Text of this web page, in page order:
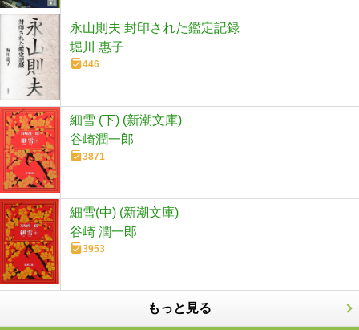
永山則夫 封印された鑑定記録
堀川 惠子
446
細雪 (下) (新潮文庫)
谷崎潤一郎
3871
細雪(中) (新潮文庫)
谷崎 潤一郎
3953
もっと見る